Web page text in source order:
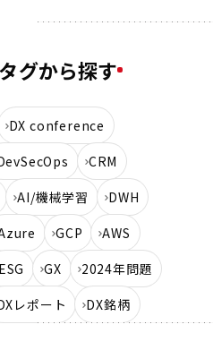
グから探す
DX conference
CRM
AI/機械学習
DWH
GCP
AWS
GX
2024年問題
レポート DX銘柄